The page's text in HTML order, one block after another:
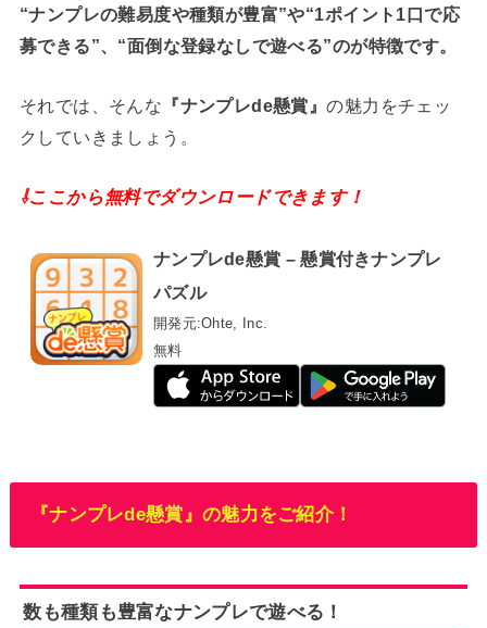
“ナンプレの難易度や種類が豊富”や“1ポイント1口で応
募できる”、“面倒な登録なしで遊べる”のが特徴です。
それでは、そんな 『ナンプレde懸賞』の魅力をチェッ
クしていきましょう。
⇩ここから無料でダウンロードできます！
ナンプレde懸賞 – 懸賞付きナンプレ
パズル
開発元:Ohte, Inc.
無料
『ナンプレde懸賞』の魅力をご紹介！
数も種類も豊富なナンプレで遊べる！